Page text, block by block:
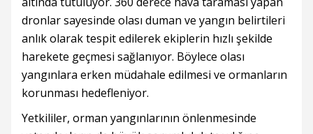
dronlar sayesinde olası duman ve yangın belirtileri
anlık olarak tespit edilerek ekiplerin hızlı şekilde
harekete geçmesi sağlanıyor. Böylece olası
yangınlara erken müdahale edilmesi ve ormanların
korunması hedefleniyor.
Yetkililer, orman yangınlarının önlenmesinde